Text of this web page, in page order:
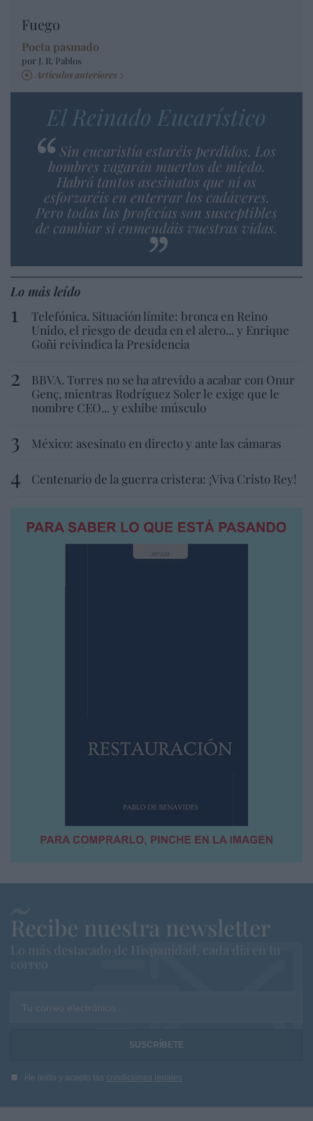
Fuego
Poeta pasmado
por J. R. Pablos
Artículos anteriores
El Reinado Eucarístico
Sin eucaristía estaréis perdidos. Los
hombres vagarán muertos de miedo.
Habrá tantos asesinatos que ni os
esforzaréis en enterrar los cadáveres.
Pero todas las profecías son susceptibles
de cambiar si enmendáis vuestras vidas.
Lo más leído
Telefónica. Situación límite: bronca en Reino
Unido, el riesgo de deuda en el alero... y Enrique
Goñi reivindica la Presidencia
BBVA. Torres no se ha atrevido a acabar con Onur
Genç, mientras Rodríguez Soler le exige que le
nombre CEO... y exhibe músculo
México: asesinato en directo y ante las cámaras
Centenario de la guerra cristera: ¡Viva Cristo Rey!
Recibe nuestra newsletter
Lo más destacado de Hispanidad, cada dia en tu
correo
Tu correo electrónico...
He leído y acepto las condiciones legales